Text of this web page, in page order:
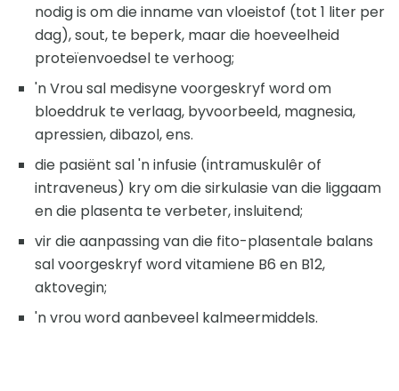
nodig is om die inname van vloeistof (tot 1 liter per
dag), sout, te beperk, maar die hoeveelheid
proteïenvoedsel te verhoog;
'n Vrou sal medisyne voorgeskryf word om
bloeddruk te verlaag, byvoorbeeld, magnesia,
apressien, dibazol, ens.
die pasiënt sal 'n infusie (intramuskulêr of
intraveneus) kry om die sirkulasie van die liggaam
en die plasenta te verbeter, insluitend;
vir die aanpassing van die fito-plasentale balans
sal voorgeskryf word vitamiene B6 en B12,
aktovegin;
'n vrou word aanbeveel kalmeermiddels.